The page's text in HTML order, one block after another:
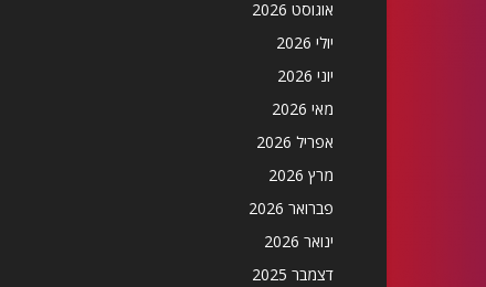
אוגוסט 2026
יולי 2026
יוני 2026
מאי 2026
אפריל 2026
מרץ 2026
פברואר 2026
ינואר 2026
דצמבר 2025